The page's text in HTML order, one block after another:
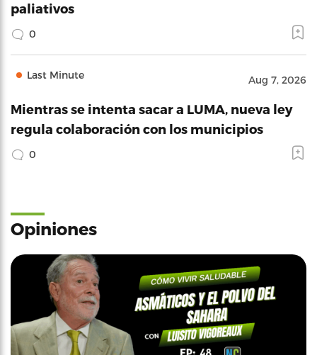
paliativos
0
Last Minute Aug 7, 2026
Mientras se intenta sacar a LUMA, nueva ley
regula colaboración con los municipios
0
Opiniones